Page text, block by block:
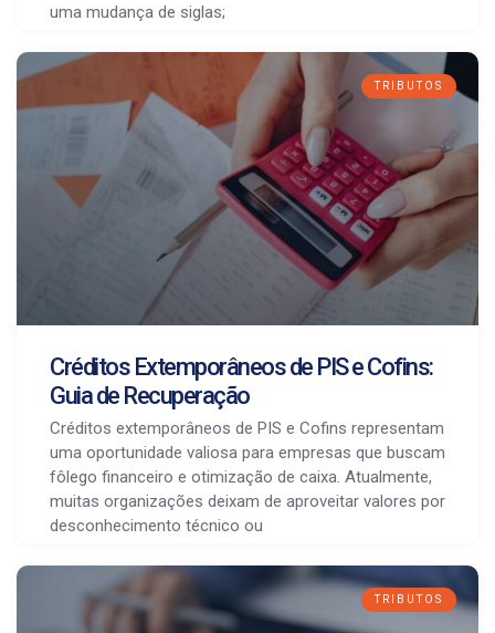
uma mudança de siglas;
TRIBUTOS
Créditos Extemporâneos de PIS e Cofins:
Guia de Recuperação
Créditos extemporâneos de PIS e Cofins representam
uma oportunidade valiosa para empresas que buscam
fôlego financeiro e otimização de caixa. Atualmente,
muitas organizações deixam de aproveitar valores por
desconhecimento técnico ou
TRIBUTOS